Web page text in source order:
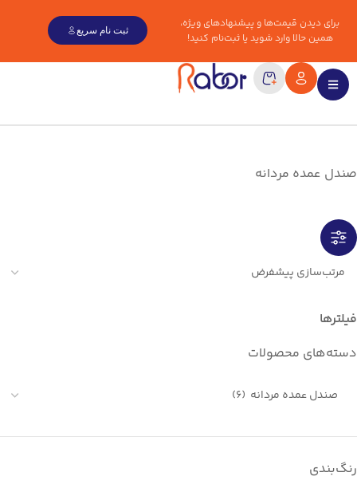
برای دیدن قیمت‌ها و پیشنهادهای ویژه،
همین حالا وارد شوید یا ثبت‌نام کنید!
ثبت نام سریع
صندل عمده مردانه
فیلترها
دسته‌های محصولات
رنگ‌بندی